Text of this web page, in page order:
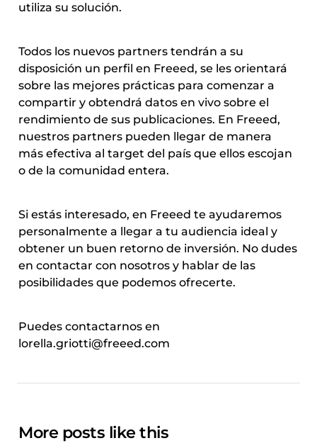
utiliza su solución.
Todos los nuevos partners tendrán a su
disposición un perfil en Freeed, se les orientará
sobre las mejores prácticas para comenzar a
compartir y obtendrá datos en vivo sobre el
rendimiento de sus publicaciones. En Freeed,
nuestros partners pueden llegar de manera
más efectiva al target del país que ellos escojan
o de la comunidad entera.
Si estás interesado, en Freeed te ayudaremos
personalmente a llegar a tu audiencia ideal y
obtener un buen retorno de inversión. No dudes
en contactar con nosotros y hablar de las
posibilidades que podemos ofrecerte.
Puedes contactarnos en
lorella.griotti@freeed.com
More posts like this